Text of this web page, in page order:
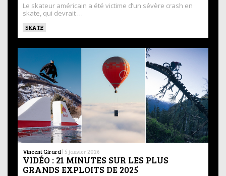
Le skateur américain a été victime d’un sévère crash en
skate, qui devrait …
SKATE
Vincent Girard | 5 janvier 2026
VIDÉO : 21 MINUTES SUR LES PLUS
GRANDS EXPLOITS DE 2025